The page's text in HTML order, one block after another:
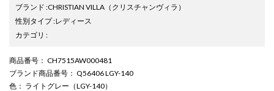
ブランド :CHRISTIAN VILLA （クリスチャンヴィラ）
性別タイプ:レディース
カテゴリ :
商品番号 ： CH7515AW000481
ブランド商品番号 ： Q56406 LGY-140
色 ： ライトグレー（LGY-140）